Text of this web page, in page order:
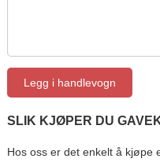
SLIK KJØPER DU
Hos oss er det enkelt å kjøpe